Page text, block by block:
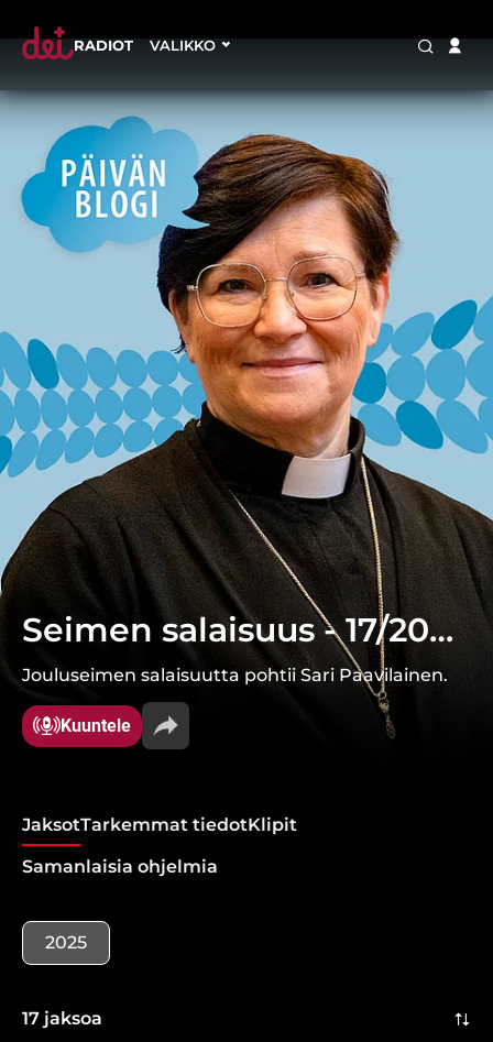
RADIOT VALIKKO
Seimen salaisuus - 17/2025
Jouluseimen salaisuutta pohtii Sari Paavilainen.
Kuuntele
JaksotTarkemmat tiedotKlipit
Samanlaisia ohjelmia
2025
17 jaksoa